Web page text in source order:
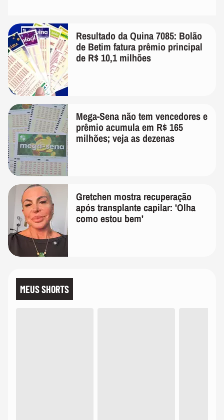
Resultado da Quina 7085: Bolão
de Betim fatura prêmio principal
de R$ 10,1 milhões
Mega-Sena não tem vencedores e
prêmio acumula em R$ 165
milhões; veja as dezenas
Gretchen mostra recuperação
após transplante capilar: 'Olha
como estou bem'
MEUS SHORTS